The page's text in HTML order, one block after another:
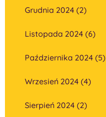
Grudnia 2024 (2)
Listopada 2024 (6)
Października 2024 (5)
Wrzesień 2024 (4)
Sierpień 2024 (2)